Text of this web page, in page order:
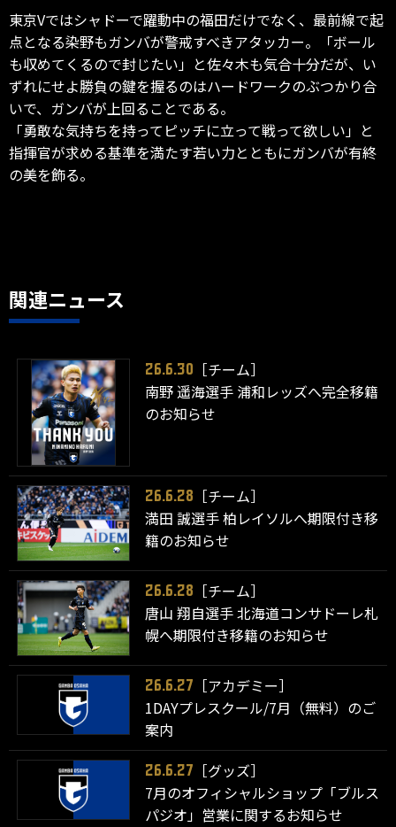
東京Vではシャドーで躍動中の福田だけでなく、最前線で起
点となる染野もガンバが警戒すべきアタッカー。「ボール
も収めてくるので封じたい」と佐々木も気合十分だが、い
ずれにせよ勝負の鍵を握るのはハードワークのぶつかり合
いで、ガンバが上回ることである。
「勇敢な気持ちを持ってピッチに立って戦って欲しい」と
指揮官が求める基準を満たす若い力とともにガンバが有終
の美を飾る。
関連ニュース
26.6.30
［チーム］
南野 遥海選手 浦和レッズへ完全移籍
のお知らせ
26.6.28
［チーム］
満田 誠選手 柏レイソルへ期限付き移
籍のお知らせ
26.6.28
［チーム］
唐山 翔自選手 北海道コンサドーレ札
幌へ期限付き移籍のお知らせ
26.6.27
［アカデミー］
1DAYプレスクール/7月（無料）のご
案内
26.6.27
［グッズ］
7月のオフィシャルショップ「ブルス
パジオ」営業に関するお知らせ